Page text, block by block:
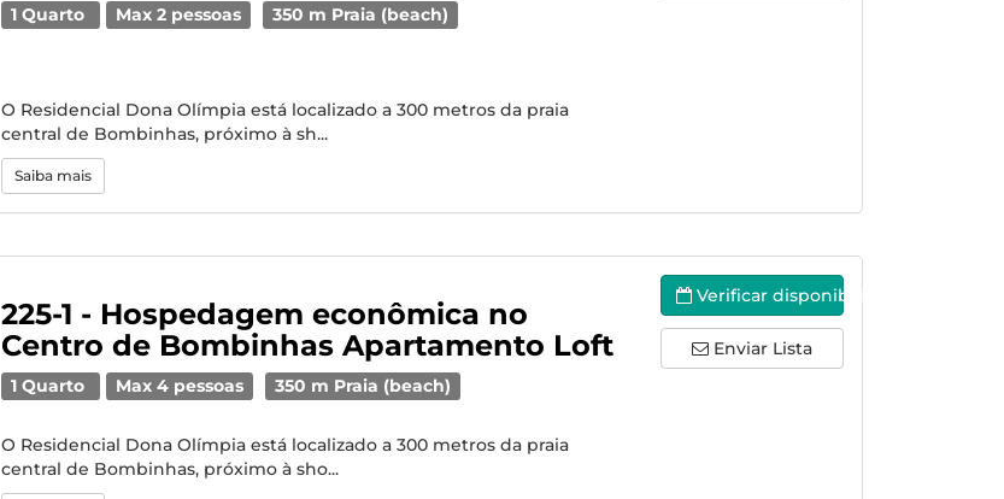
1 Quarto Max 2 pessoas 350 m Praia (beach)
O Residencial Dona Olímpia está localizado a 300 metros da praia
central de Bombinhas, próximo à sh...
Saiba mais
225-1 - Hospedagem econômica no
Centro de Bombinhas Apartamento Loft
1 Quarto Max 4 pessoas 350 m Praia (beach)
O Residencial Dona Olímpia está localizado a 300 metros da praia
central de Bombinhas, próximo à sho...
Verificar disponibilidade
Enviar Lista